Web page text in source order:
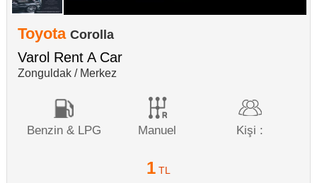
Toyota Corolla
Varol Rent A Car
Zonguldak / Merkez
Benzin & LPG Manuel Kişi :
1 TL